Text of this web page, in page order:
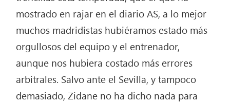
mostrado en rajar en el diario AS, a lo mejor
muchos madridistas hubiéramos estado más
orgullosos del equipo y el entrenador,
aunque nos hubiera costado más errores
arbitrales. Salvo ante el Sevilla, y tampoco
demasiado, Zidane no ha dicho nada para